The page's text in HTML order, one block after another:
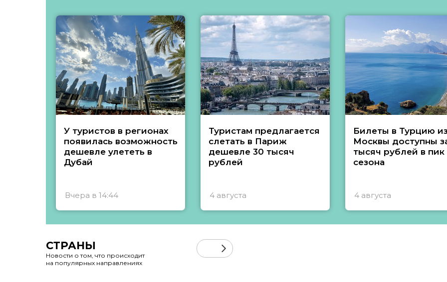
У туристов в регионах
появилась возможность
дешевле улететь в
Дубай
Вчера в 14:44
Туристам предлагается
слетать в Париж
дешевле 30 тысяч
рублей
4 августа
Билеты в Турцию из
Москвы доступны
тысяч рублей в пик
сезона
4 августа
СТРАНЫ
Новости о том, что происходит
на популярных направлениях